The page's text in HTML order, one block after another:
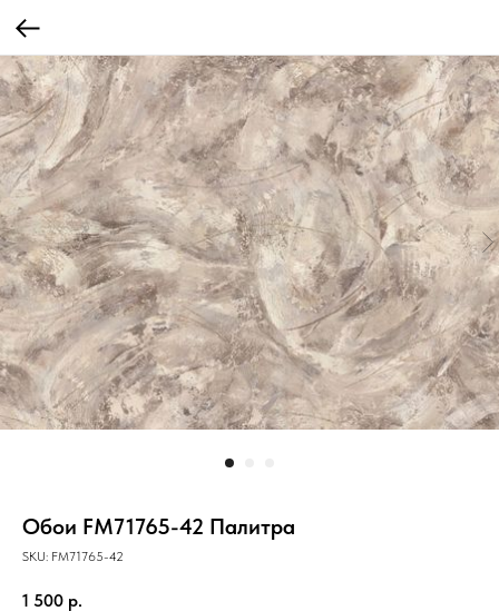
Обои FM71765-42 Палитра
SKU: FM71765-42
1 500 р.